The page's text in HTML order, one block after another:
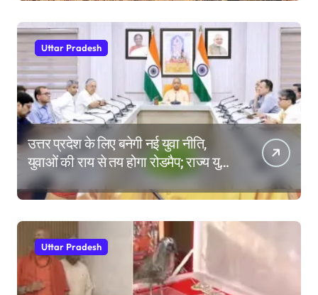
Uttar Pradesh
उत्तर प्रदेश के लिए बनेगी नई युवा नीति,
युवाओं की राय से तय होगा रोडमैप; राज्य युवा
आयोग के गठन पर भी मंथन
Uttar Pradesh